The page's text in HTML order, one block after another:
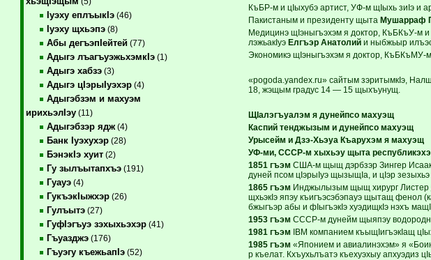
Iуэху еплъыкIэ(46)
Iуэху щхьэпэ(8)
Абы дегъэпIейтей(77)
Адыгэ лъагъуэжьхэмкIэ(1)
Адыгэ хабзэ(3)
Адыгэ цIэрыIуэхэр(4)
Адыгэбзэм и махуэм
ирихьэлIэу(11)
Адыгэбзэр ядж(4)
Банк Iуэхухэр(28)
БэнэкIэ хуит(2)
Гу зылъытапхъэ(191)
Гуауэ(4)
ГукъэкIыжхэр(26)
Гулъытэ(27)
ГуфIэгъуэ зэхыхьэхэр(41)
Гъуазджэ(176)
Гъуэгу къежьапIэ(52)
КъБР-м и цIыхубэ артист, УФ-м щIыхь зиIэ и
Пакистаным и президенту щыта Мушарраф
Медицинэ щIэныгъэхэм я доктор, КъБКъУ-м
лэжьакIуэ Елгъэр Анатолийи ныбжьыр
Экономикэ щIэныгъэхэм я доктор, КъБКъМУ-
«pogoda.yandex.ru» сайтым зэритымкIэ,
18, жэщым градус 14 — 15 щыхъунущ.
ЩIалэгъуалэм я дунейпсо махуэщ
Каспий тенджызым и дунейпсо махуэщ
Урысейм и Дзэ-Хьэуа Къарухэм я махуэщ
УФ-ми, СССР-м хыхьэу щыта
1851 гъэм США-м щыщ дэрбзэр Зингер Исаак
дуней псом цIэрыIуэ щызыщIа, и цIэр
1865 гъэм Инджылызым щыщ хирург Листер
щхьэкIэ япэу къигъэсэбэпауэ щытащ фенол
бжыгъэр абы и фIыгъэкIэ хуэдищкIэ нэхъ
1953 гъэм СССР-м дунейм щыяпэу
1981 гъэм IBM компанием къыщIигъэкIащ
1985 гъэм «Японием и авиалинэхэм» я
р къелат. Кхъухьлъатэ къехуэхыу апхуэдиз